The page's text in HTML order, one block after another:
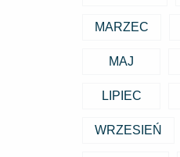
MARZEC
MAJ
LIPIEC
WRZESIEŃ